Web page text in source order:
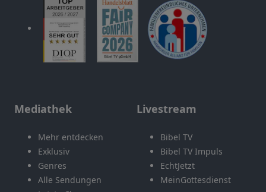
Mediathek
Mehr entdecken
Exklusiv
Genres
Alle Sendungen
Livestream
Bibel TV
Bibel TV Impuls
EchtJetzt
MeinGottesdienst